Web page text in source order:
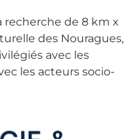
recherche de 8 km x
des Nouragues,
avec les
les acteurs socio-